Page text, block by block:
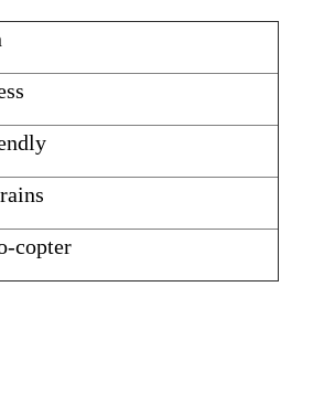
copter